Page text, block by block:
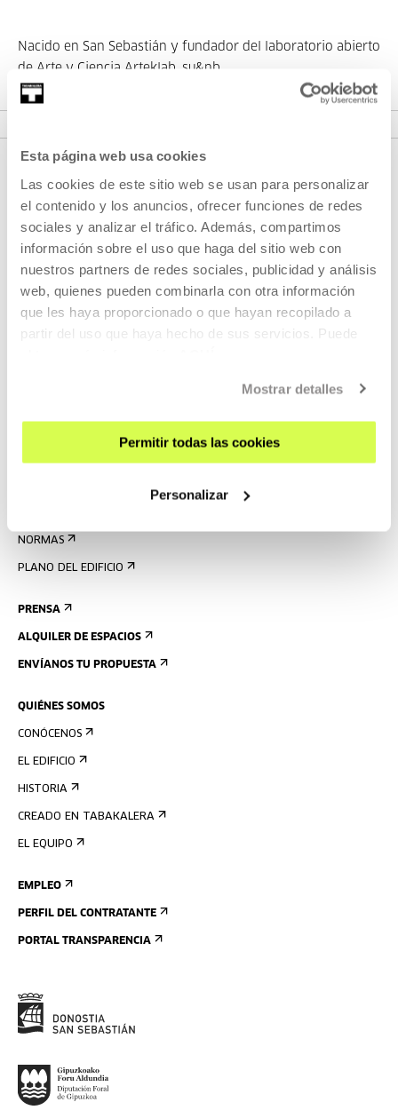
Esta página web usa cookies
Las cookies de este sitio web se usan para personalizar
el contenido y los anuncios, ofrecer funciones de redes
sociales y analizar el tráfico. Además, compartimos
información sobre el uso que haga del sitio web con
nuestros partners de redes sociales, publicidad y análisis
web, quienes pueden combinarla con otra información
que les haya proporcionado o que hayan recopilado a
partir del uso que haya hecho de sus servicios. Puede
Mostrar detalles
Permitir todas las cookies
Personalizar
Nacido en San Sebastián y fundador del laboratorio abierto
de Arte y Ciencia Arteklab, su&nb...
MÁS INFORMACIÓN
REGÍSTRATE AL BOLETÍN
AGENDA
NORMAS
PLANO DEL EDIFICIO
PRENSA
ALQUILER DE ESPACIOS
ENVÍANOS TU PROPUESTA
QUIÉNES SOMOS
CONÓCENOS
EL EDIFICIO
HISTORIA
CREADO EN TABAKALERA
EL EQUIPO
EMPLEO
PERFIL DEL CONTRATANTE
PORTAL TRANSPARENCIA